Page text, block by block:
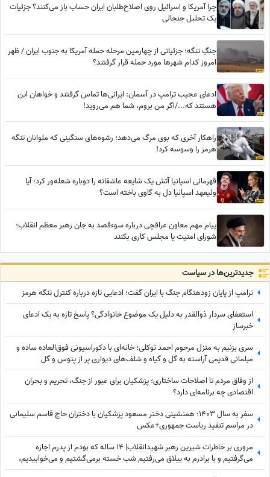
چرا آمریکا و اسرائیل روی اصلاح‌طلبان ایران حساب باز می‌کنند؟ جزئیات
یک تحلیل جنجالی
جنگِ تنگه؛ جزئیاتی از چهارمین مرحله حمله آمریکا به جنوب ایران / ظهر
امروز کدام شهرها مورد حمله قرار گرفتند؟
ادعای عجیب ترامپ در آسمان: ایرانی‌ها تماس گرفتند و خواهان این
هستند که.../اگر من بروم، شما هم می‌روید!
راهکار آخری که بوی مرگ می‌دهد؛ رشوه‌های سنگینی که ملوانان تنگه
هرمز را وسوسه کرد!
قهرمانی اسپانیا آتش یک شایعه عاشقانه را دوباره شعله‌ور کرد؛ آیا
ولیعهد اسپانیا دل به گاوی باخته است؟
پیام مهم معاون عراقچی درباره سوءقصد به جان رهبر معظم انقلاب؛
شورای امنیت یا مجلس کاری بکنند
جدید‌ترین‌ها در سیاست
ترامپ از پایان زودهنگام جنگ با ایران گفت؛ ادعایی تازه درباره کنترل تنگه هرمز
استعفای سردار ذوالقدر به دلیل یک موضوع خانوادگی؟ پاسخ تازه به یک ادعای
خبرساز
سری بزنیم به منزل مرحوم احمد توکلی؛ خانه‌ای با دکوراسیونی فوق‌العاده ساده و
مبلمانی قدیمی آراسته به گل و گیاه و شلف‌های دیواری پر از پتوس و گل
گندمی+عکس
از وفاق مردم تا اصلاحات ساختاری؛ پزشکیان برای عبور از جنگ، تحریم و بحران
اقتصادی چه برنامه‌ای دارد؟
سفر به سال 1403؛ همنشینی دختر مسعود پزشکیان با دختران حاج قاسم سلیمانی
در مراسم تنفیذ ریاست جمهوری+عکس
مروری بر خاطرات شیرین رهبر شهیدانقلاب| 14 ساله که بودم از پدرم اجازه
می‌گرفتیم و با برادرم به ییلاق می‌رفتیم شب خسته برمی‌گشتیم و می‌خوابیدیم،
پدرم ما را ...